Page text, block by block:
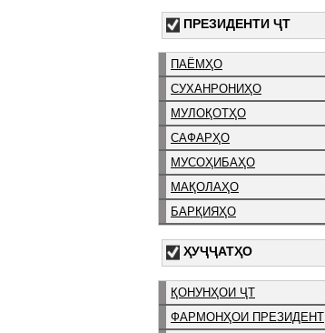
ПРЕЗИДЕНТИ ҶТ
ПАЁМҲО
СУХАНРОНИҲО
МУЛОҚОТҲО
САФАРҲО
МУСОҲИБАҲО
МАҚОЛАҲО
БАРҚИЯҲО
ҲУҶҶАТҲО
ҚОНУНҲОИ ҶТ
ФАРМОНҲОИ ПРЕЗИДЕНТ